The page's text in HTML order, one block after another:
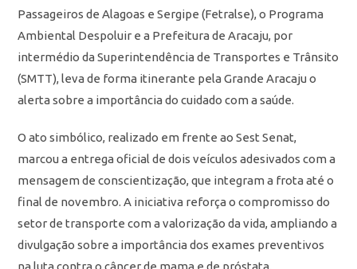
Passageiros de Alagoas e Sergipe (Fetralse), o Programa
Ambiental Despoluir e a Prefeitura de Aracaju, por
intermédio da Superintendência de Transportes e Trânsito
(SMTT), leva de forma itinerante pela Grande Aracaju o
alerta sobre a importância do cuidado com a saúde.
O ato simbólico, realizado em frente ao Sest Senat,
marcou a entrega oficial de dois veículos adesivados com a
mensagem de conscientização, que integram a frota até o
final de novembro. A iniciativa reforça o compromisso do
setor de transporte com a valorização da vida, ampliando a
divulgação sobre a importância dos exames preventivos
na luta contra o câncer de mama e de próstata,